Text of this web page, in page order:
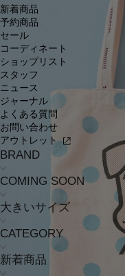
新着商品
予約商品
セール
コーディネート
ショップリスト
スタッフ
ニュース
ジャーナル
よくある質問
お問い合わせ
アウトレット
BRAND
COMING SOON
大きいサイズ
CATEGORY
新着商品